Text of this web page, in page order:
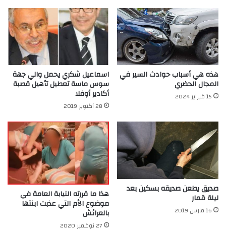
هذه هي أسباب حوادث السير في
المجال الحضري
15 فبراير 2024
اسماعيل شكري يحمل والي جهة
سوس ماسة تعطيل تأهيل قصبة
أكادير أوفلا
28 أكتوبر 2019
صديق يطعن صديقه بسكين بعد
ليلة قمار
16 مارس 2019
هذا ما قررته النيابة العامة في
موضوع الأم التي عذبت ابنتها
بالعرائش
27 نوفمبر 2020